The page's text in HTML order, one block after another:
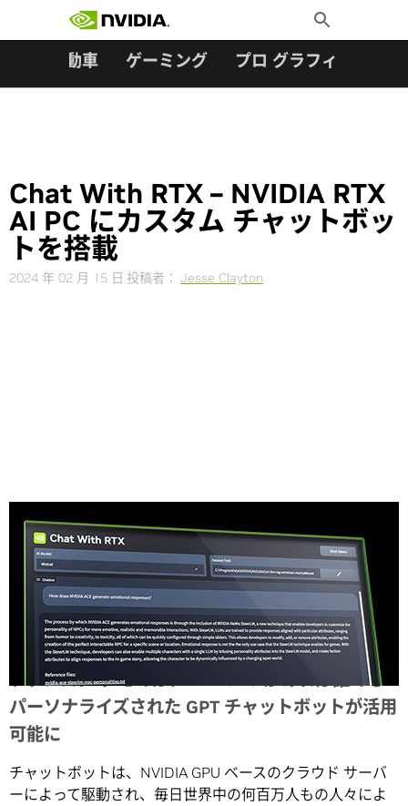
Toggle
Search
自動車 ゲーミング プロ グラフィックス
Chat With RTX – NVIDIA RTX
AI PC にカスタム チャットボッ
トを搭載
2024 年 02 月 15 日 投稿者： Jesse Clayton
Share
テクノロジ デモでは、RTX GPU があれば誰でも
パーソナライズされた GPT チャットボットが活用
可能に
チャットボットは、NVIDIA GPU ベースのクラウド サーバ
ーによって駆動され、毎日世界中の何百万人もの人々によ